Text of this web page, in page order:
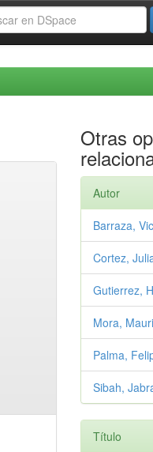
Otras
Autor
Barraza,
Cortez,
Gutierrez,
Mora,
Palma,
Sibah,
Título